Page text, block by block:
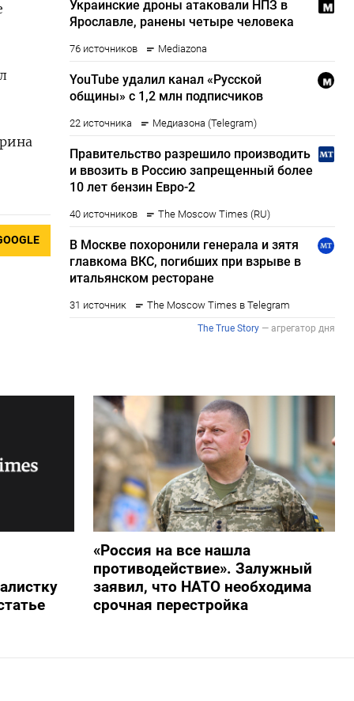
«Россия на все нашла
противодействие». Залужный
заявил, что НАТО необходима
срочная перестройка